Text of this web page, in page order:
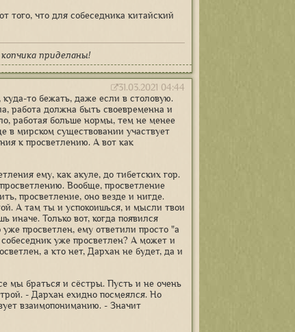
того, что для собеседника китайский
приделаны!
31.03.2021 04:44
то бежать, даже если в столовую.
работа должна быть своевременна и
работая больше нормы, тем не менее
в мирском существовании участвует
к просветлению. А вот как
ему, как акуле, до тибетских гор.
Вообще, просветление
просветление, оно везде и нигде.
А там ты и успокоишься, и мысли твои
иначе. Только вот, когда появился
просветлен, ему ответили просто "а
уже просветлен? А может и
а кто нет, Дархан не будет, да и
мы браться и сёстры. Пусть и не очень
- Дархан ехидно посмеялся. Но
взаимопониманию. - Значит